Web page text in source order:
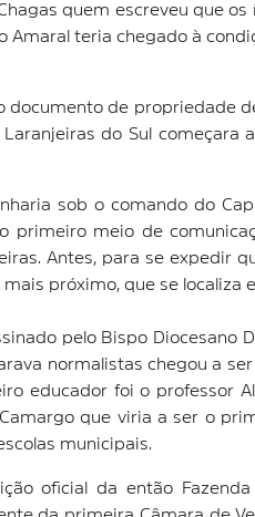
quem escreveu que
teria chegado à
documento de propriedade
do Sul
sob o comando do
meio de
Antes, para se expedir
próximo, que se localiza
pelo Bispo Diocesano
normalistas chegou a
educador foi o professor
que viria a ser o
municipais.
oficial da então